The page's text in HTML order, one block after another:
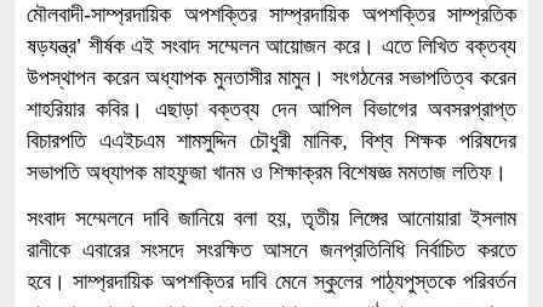
মৌলবাদী-সাম্প্রদায়িক অপশক্তির সাম্প্রদায়িক অপশক্তির সাম্প্রতিক
ষড়যন্ত্র’ শীর্ষক এই সংবাদ সম্মেলন আয়োজন করে। এতে লিখিত বক্তব্য
উপস্থাপন করেন অধ্যাপক মুনতাসীর মামুন। সংগঠনের সভাপতিত্ব করেন
শাহরিয়ার কবির। এছাড়া বক্তব্য দেন আপিল বিভাগের অবসরপ্রাপ্ত
বিচারপতি এএইচএম শামসুদ্দিন চৌধুরী মানিক, বিশ্ব শিক্ষক পরিষদের
সভাপতি অধ্যাপক মাহফুজা খানম ও শিক্ষাক্রম বিশেষজ্ঞ মমতাজ লতিফ।
সংবাদ সম্মেলনে দাবি জানিয়ে বলা হয়, তৃতীয় লিঙ্গের আনোয়ারা ইসলাম
রানীকে এবারের সংসদে সংরক্ষিত আসনে জনপ্রতিনিধি নির্বাচিত করতে
হবে। সাম্প্রদায়িক অপশক্তির দাবি মেনে স্কুলের পাঠ্যপুস্তকে পরিবর্তন